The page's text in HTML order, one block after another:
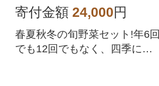
野菜セット
寄付金額 24,000円
春夏秋冬の旬野菜セット!年6回
でも12回でもなく、四季に合